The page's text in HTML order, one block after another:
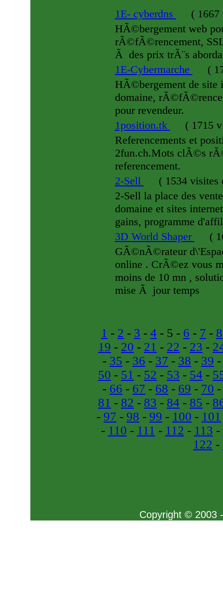
1E- cyberdns (1667
HÃ©bergement web
rÃ©fÃ©rencement,
Ã des prix trÃ¨s
1E-Cybermarche
(
HÃ©bergement de
domaine,
pour revendeur.
1position.tk
(1715
Referencements et
2fun.ch.Mots clÃ©s
referencement.
2-Sell
(1534 visites
2-Sell la place des
domaine et sites
gains, programme
3D World Shaper
(
GÃ©nÃ©rateur
online . CrÃ©ez vous
moins de 10 mn ,
mise Ã jour temps
1 - 2 - 3 - 4 - 5 - 6 - 7 - 8
19 - 20 - 21 - 22 - 23 -
- 35 - 36 - 37 - 38 - 39
50 - 51 - 52 - 53 - 54 -
- 66 - 67 - 68 - 69 - 70
81 - 82 - 83 - 84 - 85 -
- 97 - 98 - 99 - 100 - 101
- 110 - 111 - 112 - 113 -
122 -
Copyright © 2003